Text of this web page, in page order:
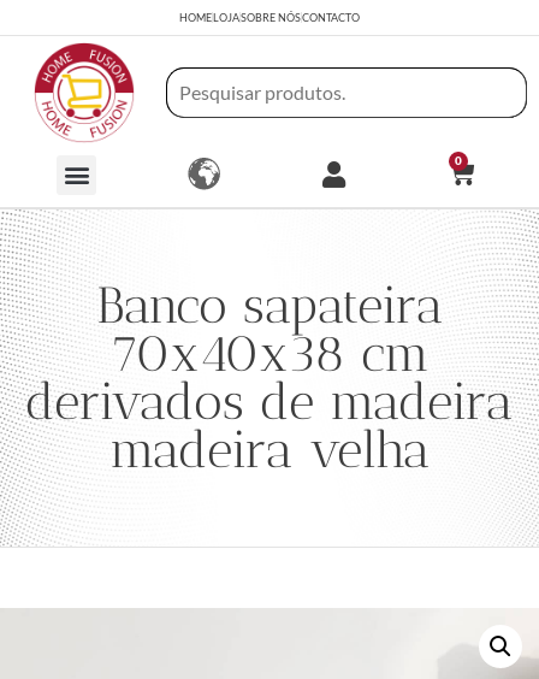
HOMELOJASOBRE NÓSCONTACTO
0
Banco sapateira
70x40x38 cm
derivados de madeira
madeira velha